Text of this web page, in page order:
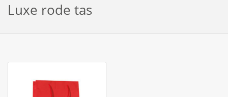
Luxe rode tas